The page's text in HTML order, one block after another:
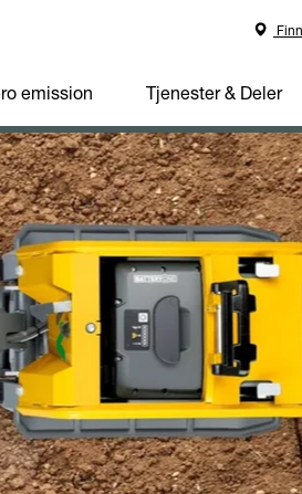
emission Tjenester & Deler